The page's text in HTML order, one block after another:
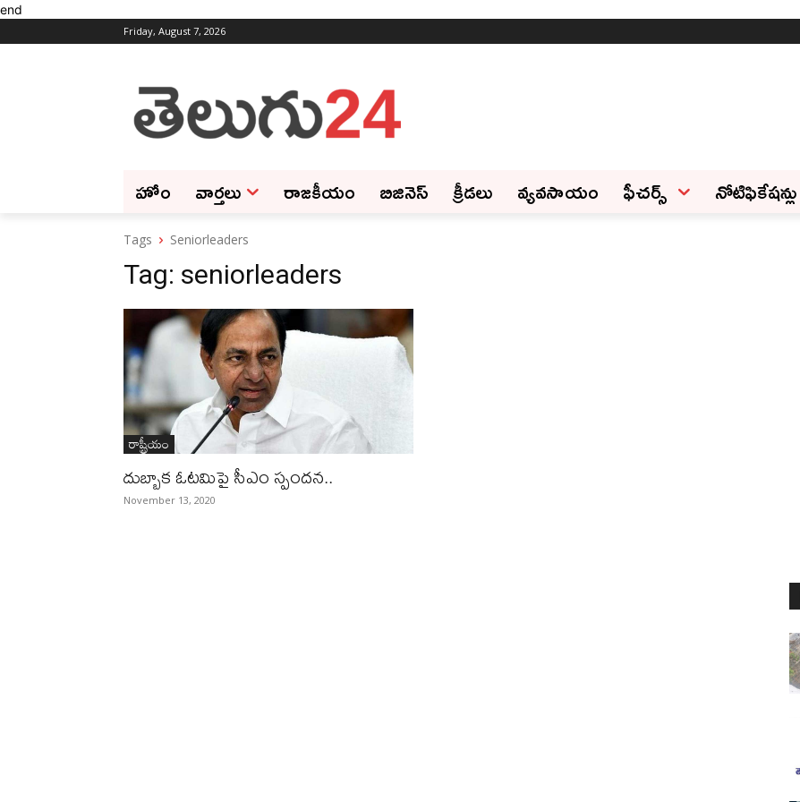
end
Friday, August 7, 2026
హోం వార్తలు రాజకీయం బిజినెస్‌ క్రీడలు వ్యవసాయం ఫీచ‌ర్స్ ‌ నోటిఫికేషన్లు
Tags Seniorleaders
Tag: seniorleaders
రాష్ట్రీయం
దుబ్బాక ఓటమిపై సీఎం స్పందన..
November 13, 2020